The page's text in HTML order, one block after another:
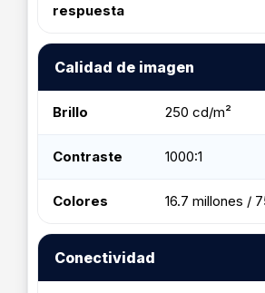
respuesta
Calidad de imagen
Brillo 250 cd/m²
Contraste 1000:1
Colores 16.7 millones /
Conectividad